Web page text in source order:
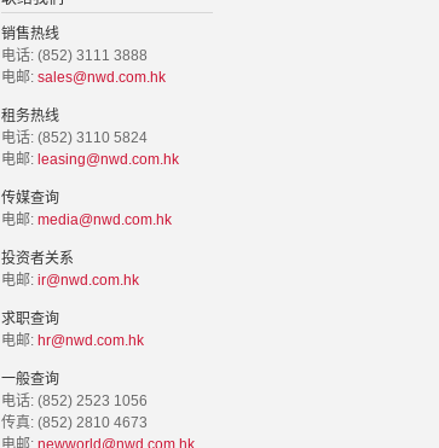
销售热线
电话: (852) 3111 3888
电邮: sales@nwd.com.hk
租务热线
电话: (852) 3110 5824
电邮: leasing@nwd.com.hk
传媒查询
电邮: media@nwd.com.hk
投资者关系
电邮: ir@nwd.com.hk
求职查询
电邮: hr@nwd.com.hk
一般查询
电话: (852) 2523 1056
传真: (852) 2810 4673
电邮: newworld@nwd.com.hk